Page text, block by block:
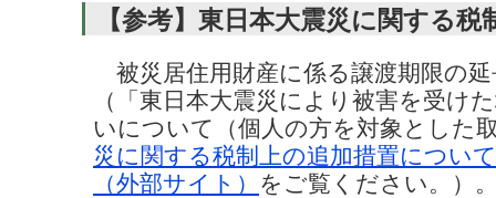
【参考】東日本大震災に関する
被災居住用財産に係る譲渡期限の
（「東日本大震災により被害を受け
いについて（個人の方を対象とした
災に関する税制上の追加措置につい
（外部サイト） をご覧ください。）